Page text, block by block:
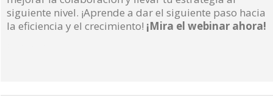
siguiente nivel. ¡Aprende a dar el siguiente paso hacia
la eficiencia y el crecimiento! ¡Mira el webinar ahora!